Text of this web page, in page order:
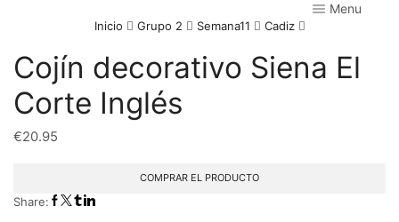
Menu
Inicio Grupo 2 Semana11 Cadiz
Cojín decorativo Siena El
Corte Inglés
€20.95
COMPRAR EL PRODUCTO
Share: